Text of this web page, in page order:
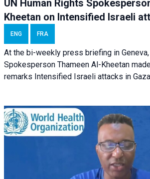
UN Human Rights
Kheetan on Intensified Israeli
ENG FRA
At the bi-weekly press briefing in Geneva,
Spokesperson Thameen Al-Kheetan
remarks Intensified Israeli attacks in